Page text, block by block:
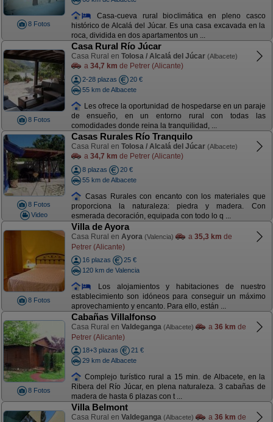
8 Fotos
Casa-cueva rural bioclimática en pleno casco
histórico de Alcalá del Júcar. Es una casa excavada en la
roca, dividida en dos apartamentos un ...
8 Fotos
Casa Rural Río Júcar
Casa Rural en Tolosa / Alcalá del Júcar (Albacete)
a 34,7 km de Petrer (Alicante)
2-28 plazas
20 €
55 km de Albacete
Les ofrece la oportunidad de hospedarse en un paraje
de ensueño, en un entorno rural con todas las
comodidades donde reina la tranquilidad, ...
8 Fotos
Video
Casas Rurales Río Tranquilo
Casa Rural en Tolosa / Alcalá del Júcar (Albacete)
a 34,7 km de Petrer (Alicante)
8 plazas
20 €
55 km de Albacete
Casas Rurales con encanto con los materiales que
proporciona la naturaleza: piedra y madera. Con
esmerada decoración, equipada con todo lo q ...
8 Fotos
Villa de Ayora
Casa Rural en Ayora (Valencia) a 35,3 km de
Petrer (Alicante)
16 plazas
25 €
120 km de Valencia
Los alojamientos y habitaciones de nuestro
establecimiento son idóneos para conseguir un máximo
aprovechamiento y encanto. Para ello, están ...
8 Fotos
Cabañas Villalfonso
Casa Rural en Valdeganga (Albacete) a 36 km de
Petrer (Alicante)
18+3 plazas
21 €
29 km de Albacete
Complejo turístico rural a 15 min. de Albacete, en la
Ribera del Río Júcar, en plena naturaleza. 3 cabañas de
madera de hasta 6 plazas con t ...
Villa Belmont
Casa Rural en Valdeganga (Albacete) a 36 km de